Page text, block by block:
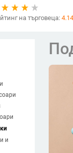
на търговеца: 4.14
и